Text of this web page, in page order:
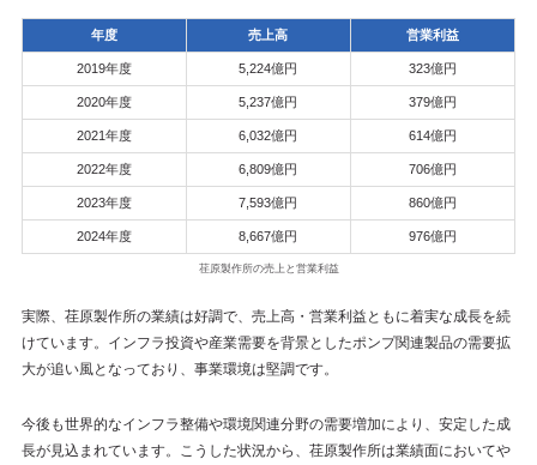
年度 売上高 営業利益
2019年度 5,224億円 323億円
2020年度 5,237億円 379億円
2021年度 6,032億円 614億円
2022年度 6,809億円 706億円
2023年度 7,593億円 860億円
2024年度 8,667億円 976億円
荏原製作所の売上と営業利益
実際、荏原製作所の業績は好調で、売上高・営業利益ともに着実な成長を続
けています。インフラ投資や産業需要を背景としたポンプ関連製品の需要拡
大が追い風となっており、事業環境は堅調です。
今後も世界的なインフラ整備や環境関連分野の需要増加により、安定した成
長が見込まれています。こうした状況から、荏原製作所は業績面においてや